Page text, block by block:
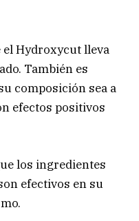
Hydroxycut lleva
También es
composición sea a
efectos positivos
los ingredientes
efectivos en su